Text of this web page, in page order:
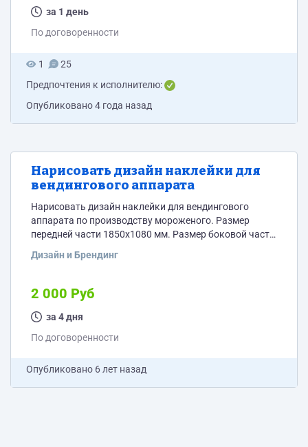
за 1 день
По договоренности
1
25
Предпочтения к исполнителю:
Опубликовано4 года назад
Нарисовать дизайн наклейки для
вендингового аппарата
Нарисовать дизайн наклейки для вендингового
аппарата по производству мороженого. Размер
передней части 1850х1080 мм. Размер боковой части
Дизайн и Брендинг
2 000 Руб
за 4 дня
По договоренности
Опубликовано 6 лет назад